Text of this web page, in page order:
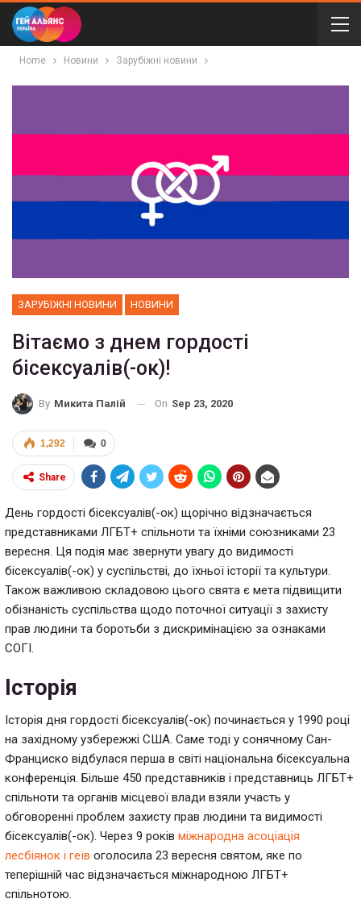
Home Новини Зарубіжні новини
ЗАРУБІЖНІ НОВИНИ НОВИНИ
Вітаємо з днем гордості
бісексуалів(-ок)!
By Микита Палій On Sep 23, 2020
0
1,292
Share
День гордості бісексуалів(-ок) щорічно відзначається
представниками ЛГБТ+ спільноти та їхніми союзниками 23
вересня. Ця подія має звернути увагу до видимості
бісексуалів(-ок) у суспільстві, до їхньої історії та культури.
Також важливою складовою цього свята є мета підвищити
обізнаність суспільства щодо поточної ситуації з захисту
прав людини та боротьби з дискримінацією за ознаками
СОГІ.
Історія
Історія дня гордості бісексуалів(-ок) починається у 1990 році
на західному узбережжі США. Саме тоді у сонячному Сан-
Франциско відбулася перша в світі національна бісексуальна
конференція. Більше 450 представників і представниць ЛГБТ+
спільноти та органів місцевої влади взяли участь у
обговоренні проблем захисту прав людини та видимості
бісексуалів(-ок). Через 9 років міжнародна асоціація
лесбіянок і геїв оголосила 23 вересня святом, яке по
теперішній час відзначається міжнародною ЛГБТ+
спільнотою.